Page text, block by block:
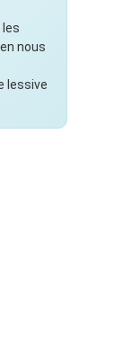
nous
lessive